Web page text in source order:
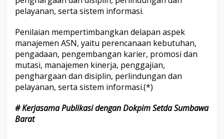
pelayanan, serta sistem informasi.
Penilaian mempertimbangkan delapan aspek
manajemen ASN, yaitu perencanaan kebutuhan,
pengadaan, pengembangan karier, promosi dan
mutasi, manajemen kinerja, penggajian,
penghargaan dan disiplin, perlindungan dan
pelayanan, serta sistem informasi.(*)
# Kerjasama Publikasi dengan Dokpim Setda Sumbawa
Barat